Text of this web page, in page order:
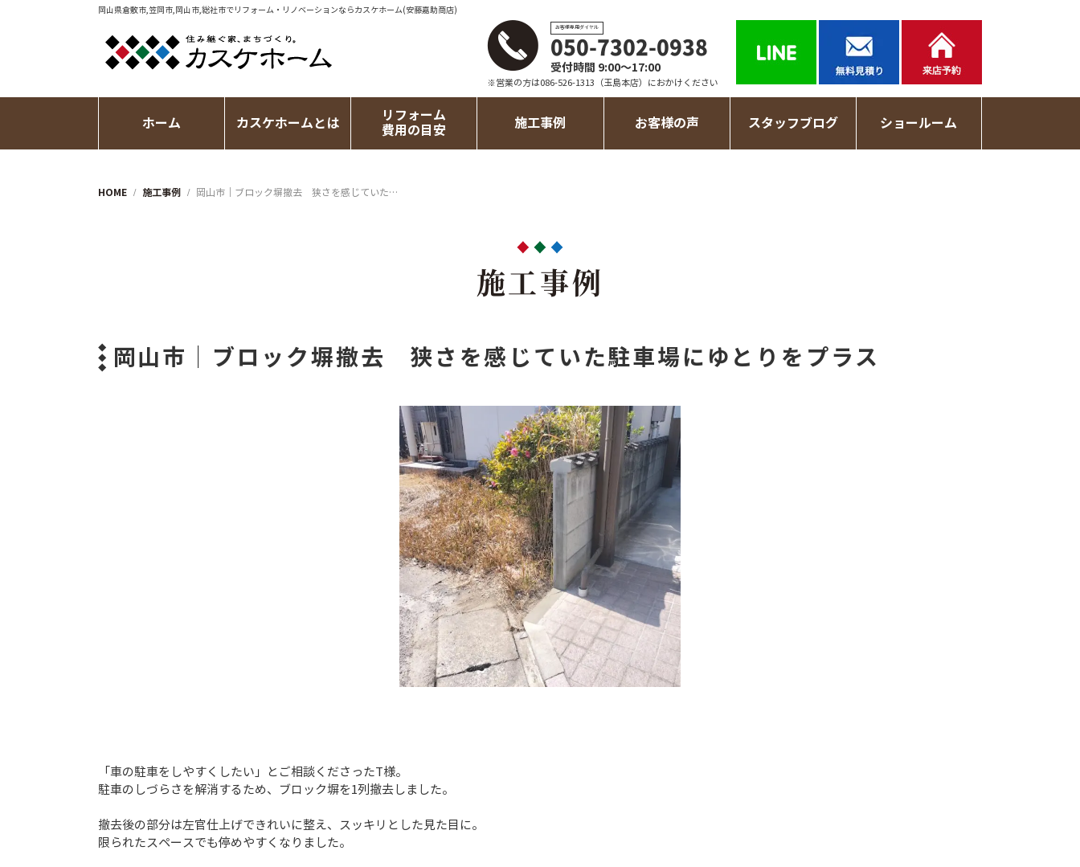
岡山県倉敷市,笠岡市,岡山市,総社市でリフォーム・リノベーションならカスケホーム(安藤嘉助商店)
お客様専用ダイヤル
050-7302-0938
受付時間 9:00～17:00
※営業の方は086-526-1313（玉島本店）におかけください
ホーム カスケホームとは
リフォーム
費用の目安
施工事例 お客様の声 スタッフブログ ショールーム
HOME 施工事例 岡山市│ブロック塀撤去 狭さを感じていた…
施工事例
岡山市│ブロック塀撤去 狭さを感じていた駐車場にゆとりをプラス
「車の駐車をしやすくしたい」とご相談くださったT様。
駐車のしづらさを解消するため、ブロック塀を1列撤去しました。
撤去後の部分は左官仕上げできれいに整え、スッキリとした見た目に。
限られたスペースでも停めやすくなりました。